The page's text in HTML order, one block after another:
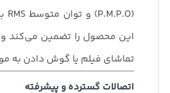
این محصول را تضمین می‌کند و
تماشای فیلم یا گوش دادن به
اتصالات گسترده و پیشرفته